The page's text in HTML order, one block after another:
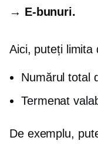
→ E-bunuri.
Aici, puteți limita
Numărul total
Termenat
De exemplu,